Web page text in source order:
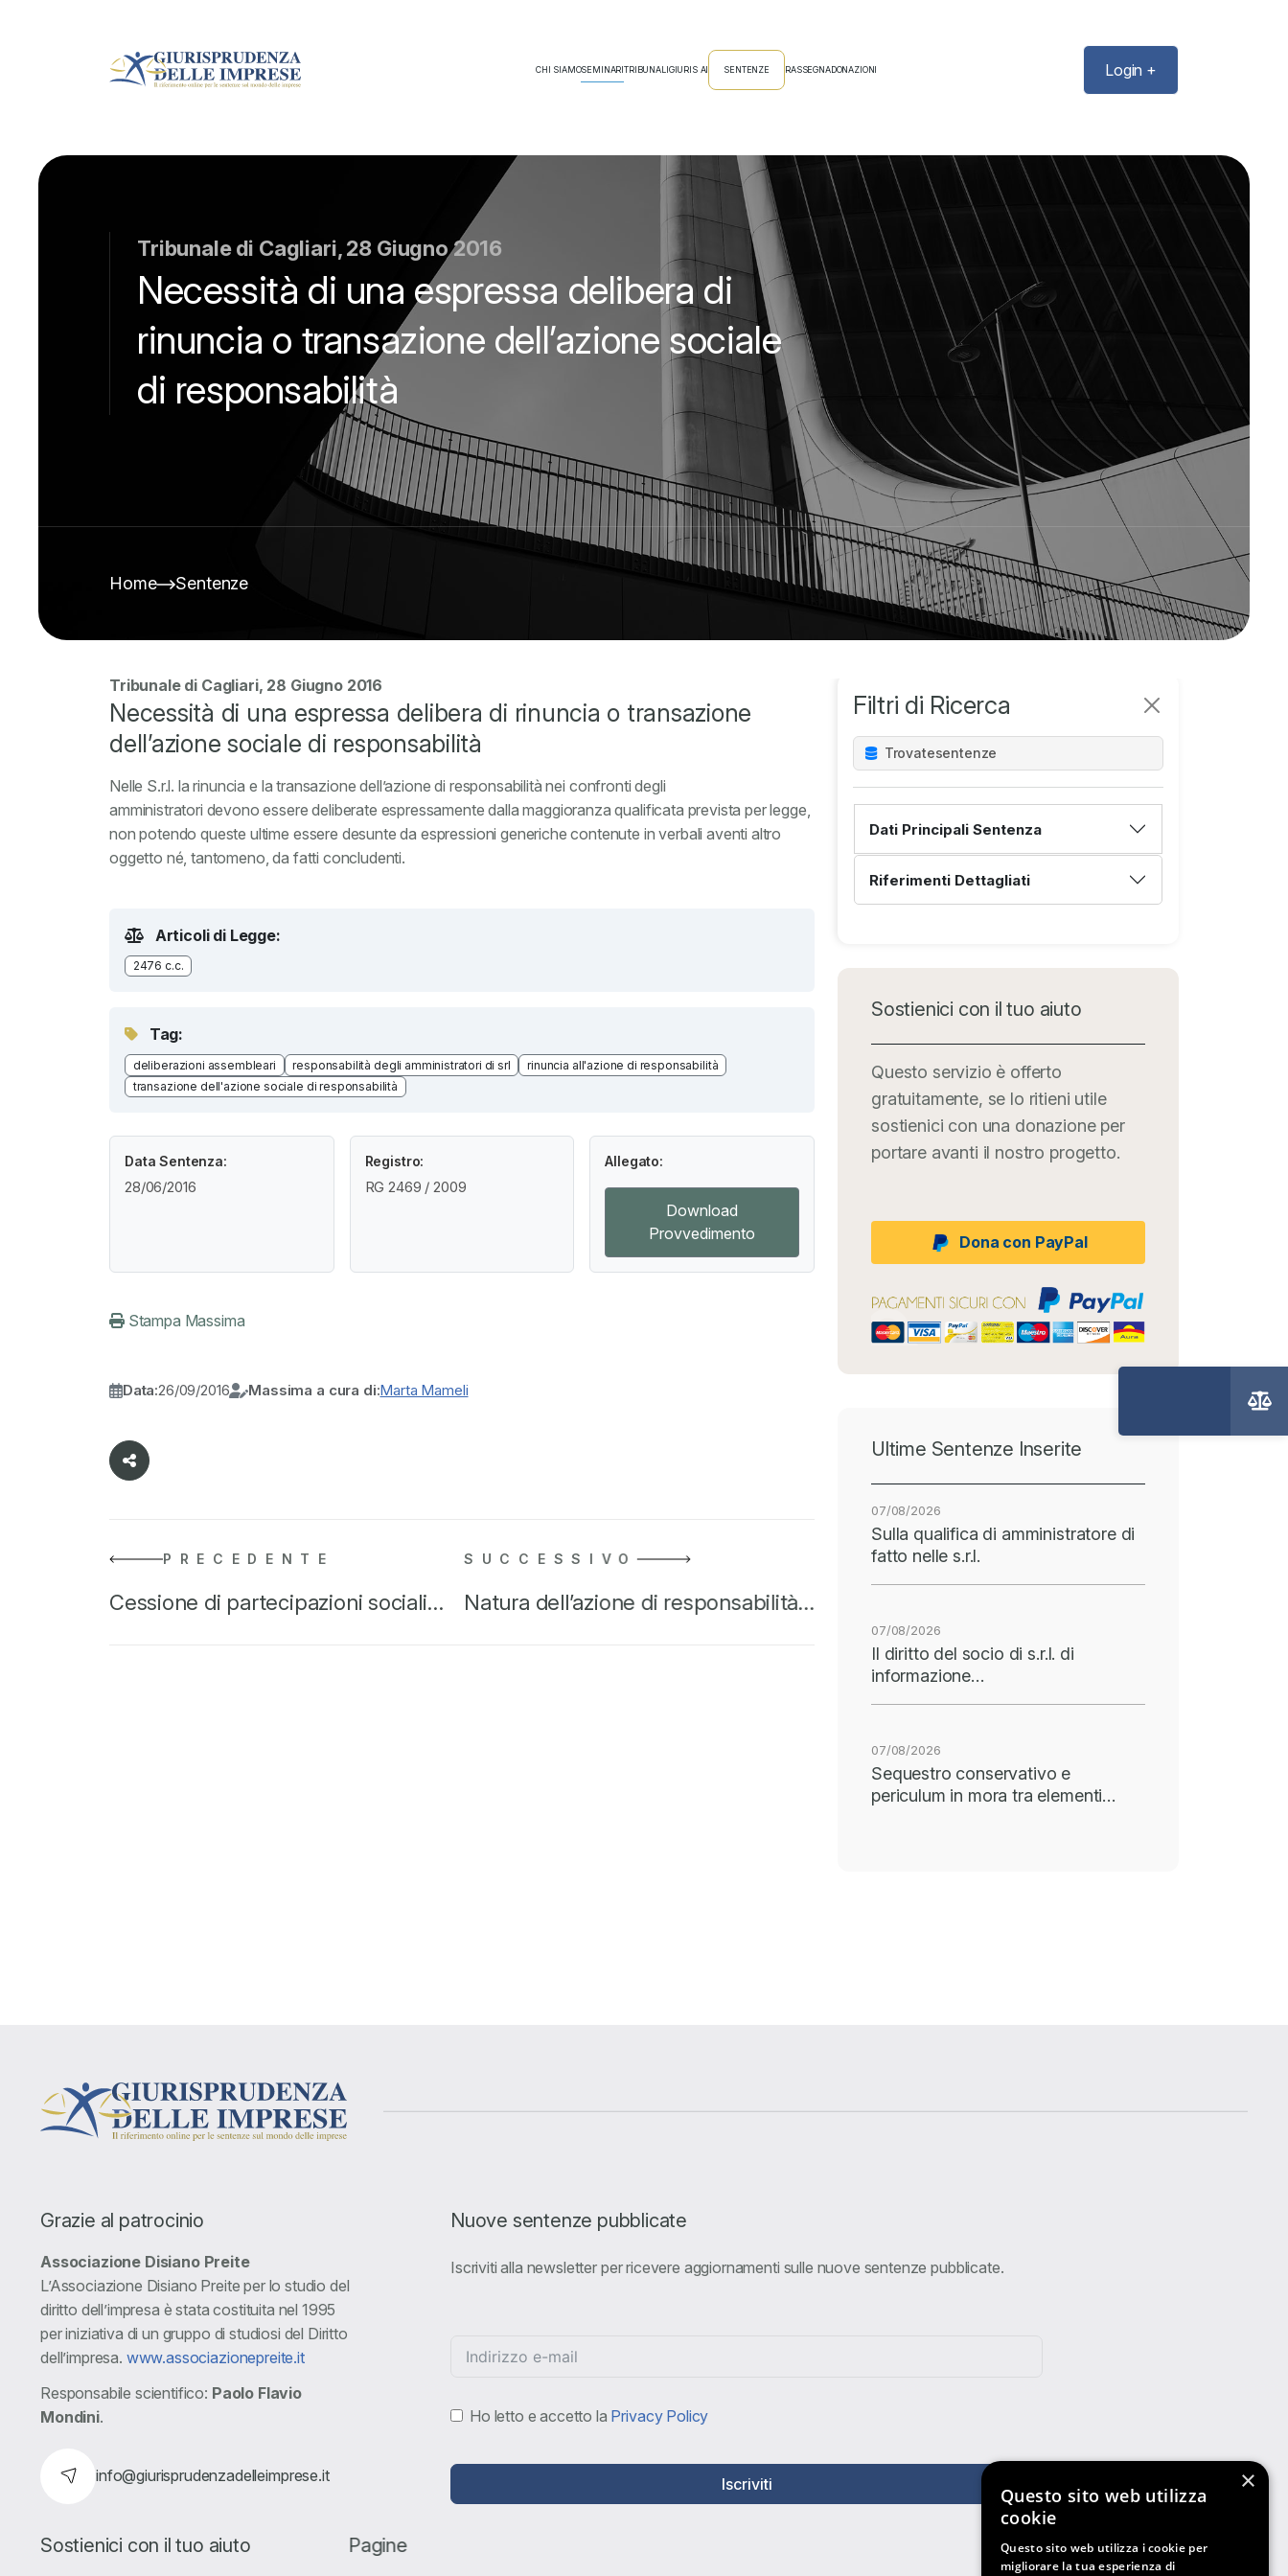
CHI SIAMOSEMINARITRIBUNALIGIURIS AI SENTENZE RASSEGNADONAZIONI Login +
Tribunale di Cagliari, 28 Giugno 2016
Necessità di una espressa delibera di
rinuncia o transazione dell’azione sociale
di responsabilità
Home Sentenze
Tribunale di Cagliari, 28 Giugno 2016
Necessità di una espressa delibera di rinuncia o transazione
dell’azione sociale di responsabilità
Nelle S.r.l. la rinuncia e la transazione dell’azione di responsabilità nei confronti degli
amministratori devono essere deliberate espressamente dalla maggioranza qualificata prevista per legge,
non potendo queste ultime essere desunte da espressioni generiche contenute in verbali aventi altro
oggetto né, tantomeno, da fatti concludenti.
Articoli di Legge:
2476 c.c.
Tag:
deliberazioni assembleari responsabilità degli amministratori di srl
rinuncia all'azione di responsabilità
transazione dell'azione sociale di responsabilità
Data Sentenza:
28/06/2016
Registro:
RG 2469 / 2009
Allegato:
Download
Provvedimento
Stampa Massima
Data:26/09/2016 Massima a cura di:Marta Mameli
PRECEDENTE
Cessione di partecipazioni sociali…
SUCCESSIVO
Natura dell’azione di responsabilità…
Filtri di Ricerca
Trovatesentenze
Dati Principali Sentenza
Riferimenti Dettagliati
Sostienici con il tuo aiuto
Questo servizio è offerto
gratuitamente, se lo ritieni utile
sostienici con una donazione per
portare avanti il nostro progetto.
Dona con PayPal
Ultime Sentenze Inserite
07/08/2026
Sulla qualifica di amministratore di
fatto nelle s.r.l.
07/08/2026
Il diritto del socio di s.r.l. di
informazione…
07/08/2026
Sequestro conservativo e
periculum in mora tra elementi…
Grazie al patrocinio
Associazione Disiano Preite
L’Associazione Disiano Preite per lo studio del
diritto dell’impresa è stata costituita nel 1995
per iniziativa di un gruppo di studiosi del Diritto
dell’impresa. www.associazionepreite.it
Responsabile scientifico: Paolo Flavio
Mondini.
info@giurisprudenzadelleimprese.it
Nuove sentenze pubblicate
Iscriviti alla newsletter per ricevere aggiornamenti sulle nuove sentenze pubblicate.
Ho letto e accetto la Privacy Policy
Iscriviti
Sostienici con il tuo aiuto Pagine
×
Questo sito web utilizza
cookie
Questo sito web utilizza i cookie per
migliorare la tua esperienza di